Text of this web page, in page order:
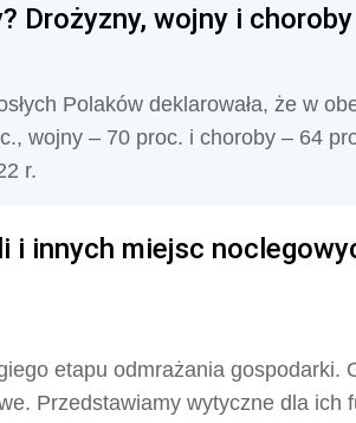
Drożyzny, wojny i choroby
Polaków deklarowała, że w
wojny – 70 proc. i choroby – 64
r.
i innych miejsc
etapu odmrażania gospodarki.
Przedstawiamy wytyczne dla ich